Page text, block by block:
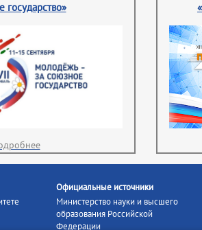
государство»
Официальные источники
Министерство науки и высшего
образования Российской
Федерации